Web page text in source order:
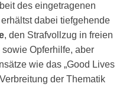
des eingetragenen
dabei tiefgehende
, den Strafvollzug in freien
Opferhilfe, aber
wie das „Good Lives
der Thematik